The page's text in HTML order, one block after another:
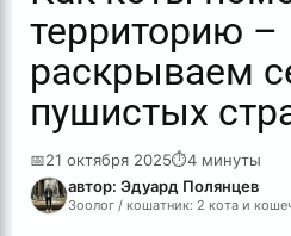
территорию –
раскрываем
пушистых
📅21 октября 2025⏱4 минуты
автор: Эдуард Полянцев
Зоолог / кошатник: 2 кота и